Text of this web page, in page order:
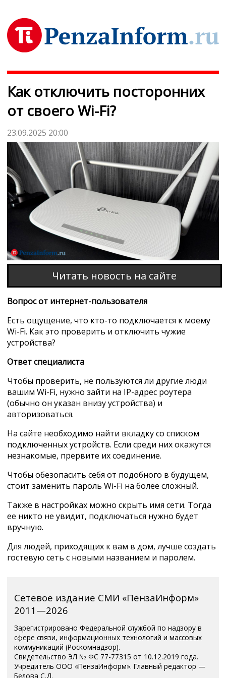
Как отключить посторонних
от своего Wi-Fi?
23.09.2025 20:00
Читать новость на сайте
Вопрос от интернет-пользователя
Есть ощущение, что кто-то подключается к моему
Wi-Fi. Как это проверить и отключить чужие
устройства?
Ответ специалиста
Чтобы проверить, не пользуются ли другие люди
вашим Wi-Fi, нужно зайти на IP-адрес роутера
(обычно он указан внизу устройства) и
авторизоваться.
На сайте необходимо найти вкладку со списком
подключенных устройств. Если среди них окажутся
незнакомые, прервите их соединение.
Чтобы обезопасить себя от подобного в будущем,
стоит заменить пароль Wi-Fi на более сложный.
Также в настройках можно скрыть имя сети. Тогда
ее никто не увидит, подключаться нужно будет
вручную.
Для людей, приходящих к вам в дом, лучше создать
гостевую сеть с новыми названием и паролем.
Сетевое издание СМИ «ПензаИнформ»
2011—2026
Зарегистрировано Федеральной службой по надзору в
сфере связи, информационных технологий и массовых
коммуникаций (Роскомнадзор).
Свидетельство ЭЛ № ФС 77-77315 от 10.12.2019 года.
Учредитель ООО «ПензаИнформ». Главный редактор —
Белова С.Д.